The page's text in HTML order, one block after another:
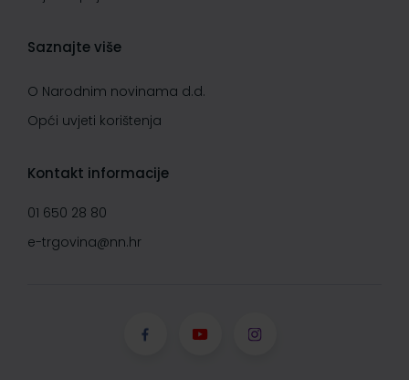
Saznajte više
O Narodnim novinama d.d.
Opći uvjeti korištenja
Kontakt informacije
01 650 28 80
e-trgovina@nn.hr